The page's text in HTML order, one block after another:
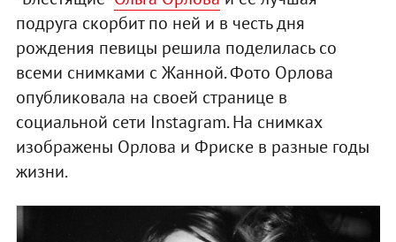
подруга скорбит по ней и в честь дня
рождения певицы решила поделилась со
всеми снимками с Жанной. Фото Орлова
опубликовала на своей странице в
социальной сети Instagram. На снимках
изображены Орлова и Фриске в разные годы
жизни.